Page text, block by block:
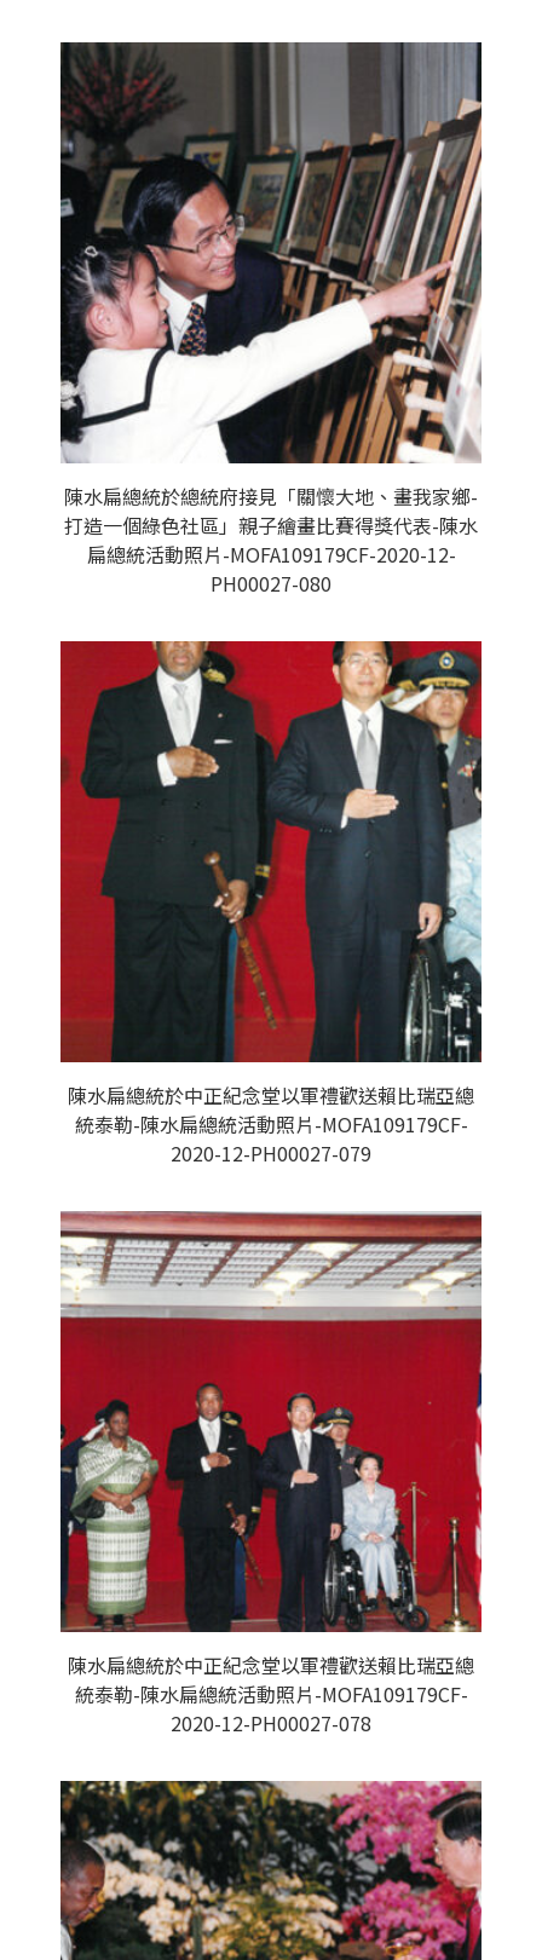
陳水扁總統於總統府接見「關懷大地、畫我家鄉-
打造一個綠色社區」親子繪畫比賽得獎代表-陳水
扁總統活動照片-MOFA109179CF-2020-12-
PH00027-080
陳水扁總統於中正紀念堂以軍禮歡送賴比瑞亞總
統泰勒-陳水扁總統活動照片-MOFA109179CF-
2020-12-PH00027-079
陳水扁總統於中正紀念堂以軍禮歡送賴比瑞亞總
統泰勒-陳水扁總統活動照片-MOFA109179CF-
2020-12-PH00027-078